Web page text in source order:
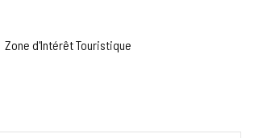
Zone d'Intérêt Touristique